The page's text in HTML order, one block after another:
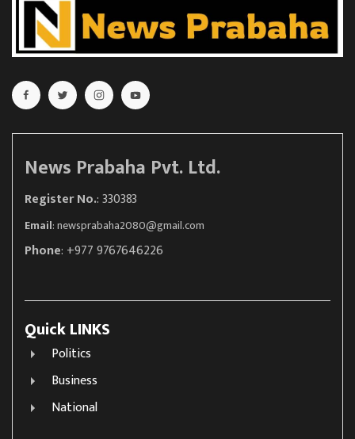
News Prabaha Pvt. Ltd.
Register No.: 330383
Email:newsprabaha2080@gmail.com
Phone: +977 9767646226
Quick LINKS
Politics
Business
National